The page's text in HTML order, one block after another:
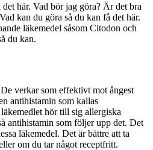
här. Vad bör jag göra? Är det bra
kan du göra så du kan få det här.
läkemedel såsom Citodon och
du kan.
verkar som effektivt mot ångest
antihistamin som kallas
hör till sig allergiska
antihistamin som följer upp det. Det
läkemedel. Det är bättre att ta
om du tar något receptfritt.